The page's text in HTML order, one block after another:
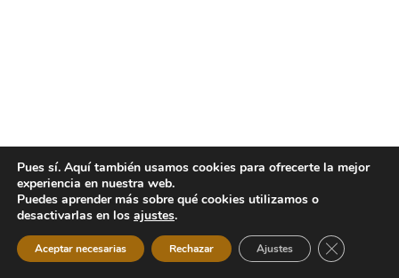
Pues sí. Aquí también usamos cookies para ofrecerte la mejor
experiencia en nuestra web.
Puedes aprender más sobre qué cookies utilizamos o
desactivarlas en los ajustes.
Aceptar necesarias Rechazar Ajustes Cerrar el